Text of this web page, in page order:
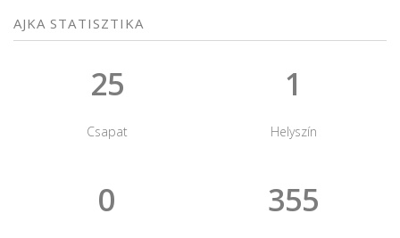
AJKA STATISZTIKA
25
Csapat
1
Helyszín
0 355